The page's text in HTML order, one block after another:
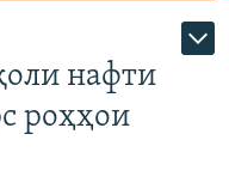
нафти
роҳҳои